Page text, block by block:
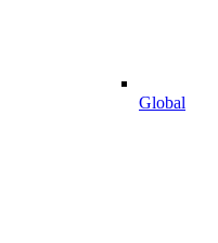
Global